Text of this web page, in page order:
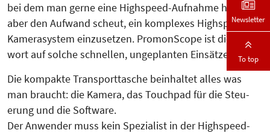
bei dem man gerne eine Highspeed-Aufnahme hätte,
aber den Aufwand scheut, ein komple­xes Highspeed-
Kamerasystem ein­­zu­­­­­setzen. PromonScope ist die Ant­
wort auf solche schnellen, unge­plan­ten Einsätze.
Die kompak­te Transporttasche beinhaltet alles was
man braucht: die Kamera, das Touchpad für die Steu­
erung und die Software.
Der Anwender muss kein Spezialist in der Highspeed-
Newsletter
To top